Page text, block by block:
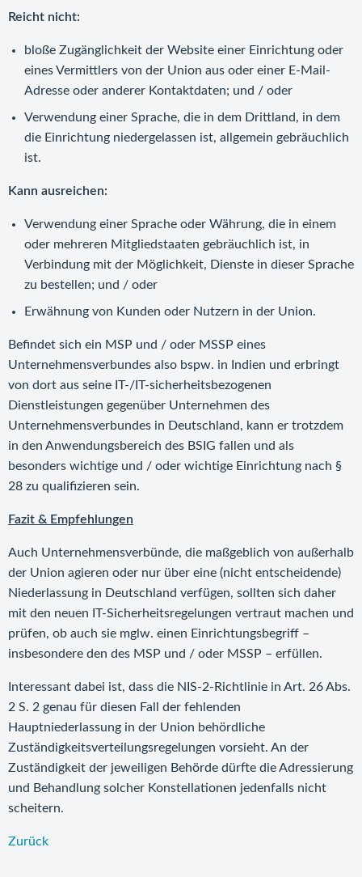
Reicht nicht:
bloße Zugänglichkeit der Website einer Einrichtung oder
eines Vermittlers von der Union aus oder einer E-Mail-
Adresse oder anderer Kontaktdaten; und / oder
Verwendung einer Sprache, die in dem Drittland, in dem
die Einrichtung niedergelassen ist, allgemein gebräuchlich
ist.
Kann ausreichen:
Verwendung einer Sprache oder Währung, die in einem
oder mehreren Mitgliedstaaten gebräuchlich ist, in
Verbindung mit der Möglichkeit, Dienste in dieser Sprache
zu bestellen; und / oder
Erwähnung von Kunden oder Nutzern in der Union.
Befindet sich ein MSP und / oder MSSP eines
Unternehmensverbundes also bspw. in Indien und erbringt
von dort aus seine IT-/IT-sicherheitsbezogenen
Dienstleistungen gegenüber Unternehmen des
Unternehmensverbundes in Deutschland, kann er trotzdem
in den Anwendungsbereich des BSIG fallen und als
besonders wichtige und / oder wichtige Einrichtung nach §
28 zu qualifizieren sein.
Fazit & Empfehlungen
Auch Unternehmensverbünde, die maßgeblich von außerhalb
der Union agieren oder nur über eine (nicht entscheidende)
Niederlassung in Deutschland verfügen, sollten sich daher
mit den neuen IT-Sicherheitsregelungen vertraut machen und
prüfen, ob auch sie mglw. einen Einrichtungsbegriff –
insbesondere den des MSP und / oder MSSP – erfüllen.
Interessant dabei ist, dass die NIS-2-Richtlinie in Art. 26 Abs.
2 S. 2 genau für diesen Fall der fehlenden
Hauptniederlassung in der Union behördliche
Zuständigkeitsverteilungsregelungen vorsieht. An der
Zuständigkeit der jeweiligen Behörde dürfte die Adressierung
und Behandlung solcher Konstellationen jedenfalls nicht
scheitern.
Zurück